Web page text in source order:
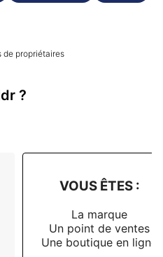
de propriétaires
?
VOUS ÊTES :
La marque
Un point de ventes
Une boutique en ligne